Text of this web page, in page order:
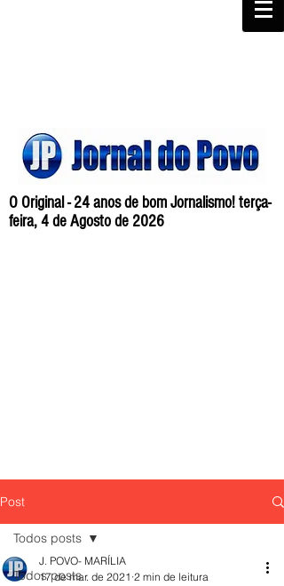
O Original - 24 anos de bom Jornalismo! terça-
feira, 4 de Agosto de 2026
Post
Todos posts
Todos posts
J. POVO- MARÍLIA
17 de mar. de 2021 2 min de leitura